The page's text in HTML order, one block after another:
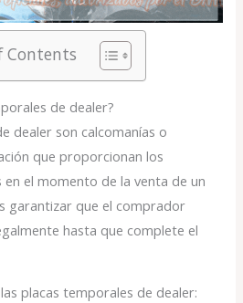
Contents
de dealer?
dealer son calcomanías o
que proporcionan los
el momento de la venta de un
garantizar que el comprador
hasta que complete el
placas temporales de dealer: